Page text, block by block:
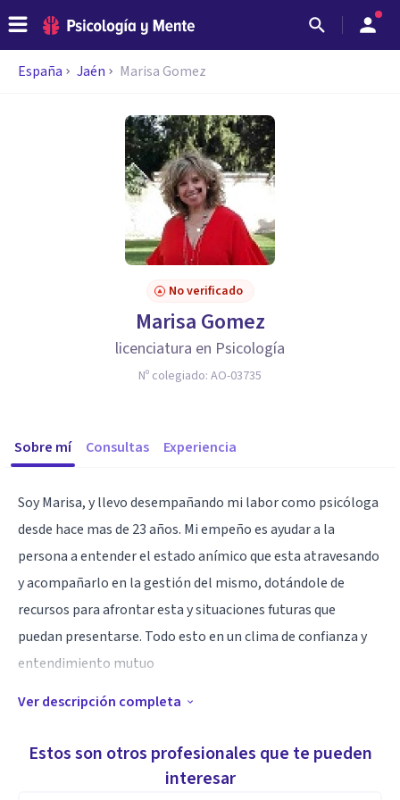
España Jaén Marisa Gomez
No verificado
Marisa Gomez
licenciatura en Psicología
Nº colegiado: AO-03735
Sobre mí Consultas Experiencia
Soy Marisa, y llevo desempañando mi labor como psicóloga
desde hace mas de 23 años. Mi empeño es ayudar a la
persona a entender el estado anímico que esta atravesando
y acompañarlo en la gestión del mismo, dotándole de
recursos para afrontar esta y situaciones futuras que
puedan presentarse. Todo esto en un clima de confianza y
entendimiento mutuo
Especialidad
conductual, pero he seguido mi formación en terapias de
Ver descripción completa
Estos son otros profesionales que te pueden
interesar